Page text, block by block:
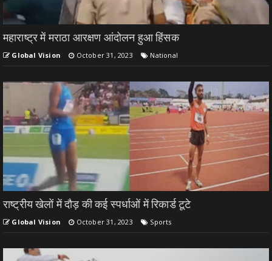
महाराष्ट्र में मराठा आरक्षण आंदोलन हुआ हिंसक
Global Vision October 31, 2023 National
राष्ट्रीय खेलों में दौड़ की कई स्पर्धाओं में रिकार्ड टूटे
Global Vision October 31, 2023 Sports